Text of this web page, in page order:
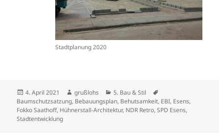
Stadtplanung 2020
Veröffentlicht
am
4. April 2021 Autor
grußlohs Kategorien
5. Bau & Stil
Baumschutzsatzung, Bebauungsplan, Behutsamkeit, EBI, Esens,
Fokko Saathoff, Hühnerstall-Architektur, NDR Retro,SPD Esens,
Stadtentwicklung